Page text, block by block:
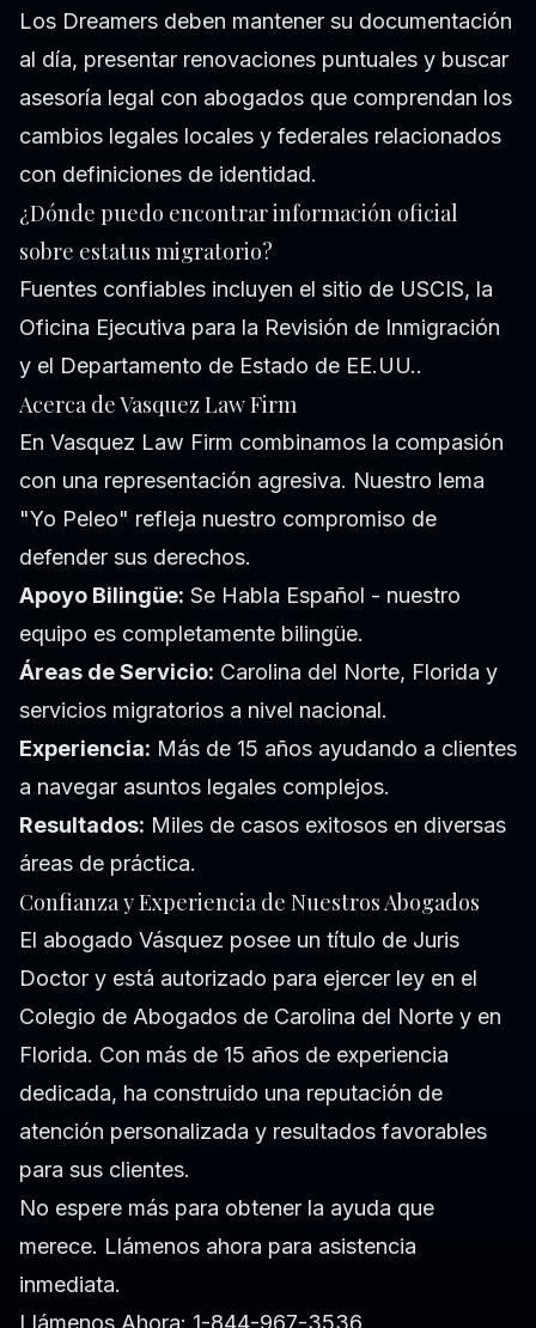
Los Dreamers deben mantener su documentación
al día, presentar renovaciones puntuales y buscar
asesoría legal con abogados que comprendan los
cambios legales locales y federales relacionados
con definiciones de identidad.
¿Dónde puedo encontrar información oficial
sobre estatus migratorio?
Fuentes confiables incluyen el sitio de USCIS, la
Oficina Ejecutiva para la Revisión de Inmigración
y el Departamento de Estado de EE.UU..
Acerca de Vasquez Law Firm
En Vasquez Law Firm combinamos la compasión
con una representación agresiva. Nuestro lema
"Yo Peleo" refleja nuestro compromiso de
defender sus derechos.
Apoyo Bilingüe: Se Habla Español - nuestro
equipo es completamente bilingüe.
Áreas de Servicio: Carolina del Norte, Florida y
servicios migratorios a nivel nacional.
Experiencia: Más de 15 años ayudando a clientes
a navegar asuntos legales complejos.
Resultados: Miles de casos exitosos en diversas
áreas de práctica.
Confianza y Experiencia de Nuestros Abogados
El abogado Vásquez posee un título de Juris
Doctor y está autorizado para ejercer ley en el
Colegio de Abogados de Carolina del Norte y en
Florida. Con más de 15 años de experiencia
dedicada, ha construido una reputación de
atención personalizada y resultados favorables
para sus clientes.
No espere más para obtener la ayuda que
merece. Llámenos ahora para asistencia
inmediata.